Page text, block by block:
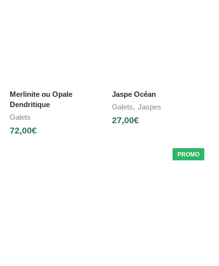
Merlinite ou Opale
Dendritique
Galets
72,00€
Jaspe Océan
Galets, Jaspes
27,00€
PROMO